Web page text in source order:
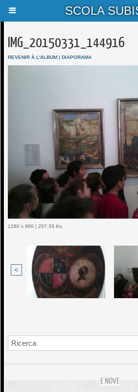
SCOLA
IMG_20150331_144916
REVENIR À L'ALBUM | DIAPORAMA
1280 x 960 | 257.33 Ko
<
E NOVE